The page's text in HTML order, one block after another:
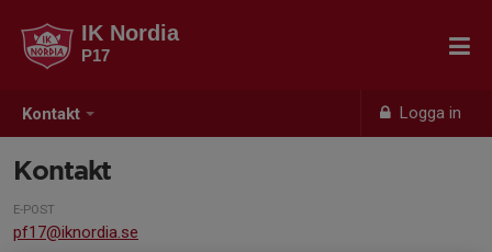
Kontakt Logga in
IK Nordia
P17
Kontakt
E-POST
pf17@iknordia.se